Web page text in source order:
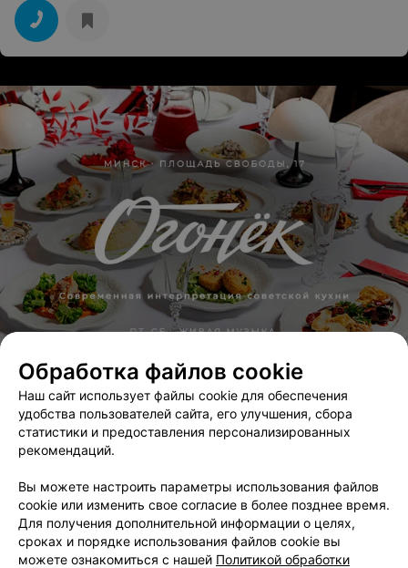
их убрать по причине их полной несъедобности. Но
мы люди не конфликтные, поэтому на вопрос
менеджера, что нам не понравилось, мы с улыбкой
ответили, что это мы не едим. Через 15 - 20 минут нам
позорное чем щи, но тоже малосъедобное. Мы не
едим, то, что нм принесли.
ЭФФЕКТИВНАЯ РЕКЛАМА НА САЙТЕ
Добавить компанию
Обработка файлов cookie
Наш сайт использует файлы cookie для обеспечения
удобства пользователей сайта, его улучшения, сбора
статистики и предоставления персонализированных
рекомендаций.
Вы можете настроить параметры использования файлов
cookie или изменить свое согласие в более позднее время.
Для получения дополнительной информации о целях,
сроках и порядке использования файлов cookie вы
можете ознакомиться с нашей Политикой обработки